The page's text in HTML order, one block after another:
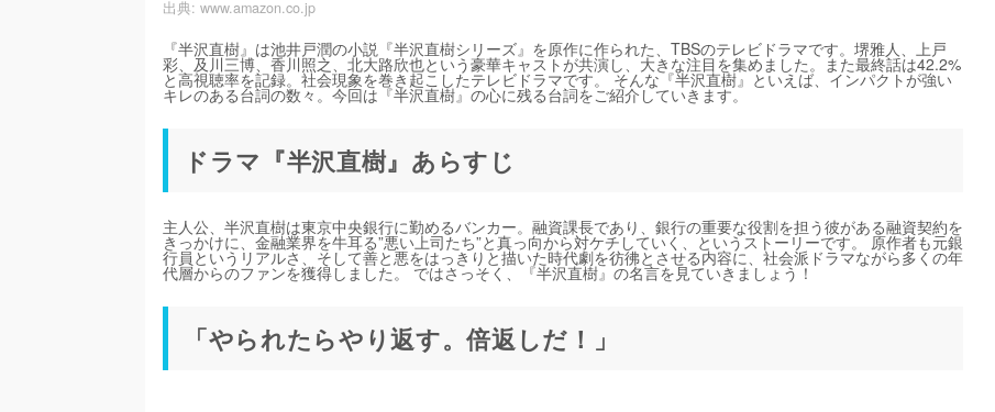
出典: www.amazon.co.jp
『半沢直樹』は池井戸潤の小説『半沢直樹シリーズ』を原作に作られた、TBSのテレビドラマです。堺雅人、上戸
彩、及川三博、香川照之、北大路欣也という豪華キャストが共演し、大きな注目を集めました。また最終話は42.2%
と高視聴率を記録。社会現象を巻き起こしたテレビドラマです。 そんな『半沢直樹』といえば、インパクトが強い
キレのある台詞の数々。今回は『半沢直樹』の心に残る台詞をご紹介していきます。
ドラマ『半沢直樹』あらすじ
主人公、半沢直樹は東京中央銀行に勤めるバンカー。融資課長であり、銀行の重要な役割を担う彼がある融資契約を
きっかけに、金融業界を牛耳る”悪い上司たち”と真っ向から対ケチしていく、というストーリーです。 原作者も元銀
行員というリアルさ、そして善と悪をはっきりと描いた時代劇を彷彿とさせる内容に、社会派ドラマながら多くの年
代層からのファンを獲得しました。 ではさっそく、『半沢直樹』の名言を見ていきましょう！
「やられたらやり返す。倍返しだ！」